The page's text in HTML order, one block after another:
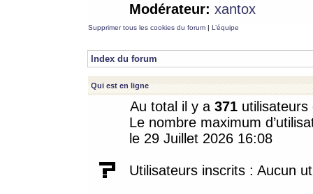
Modérateur: xantox
Supprimer tous les cookies du forum | L’équipe
Index du forum
Qui est en ligne
Au total il y a 371
Le nombre maximum
le 29 Juillet 2026 16:08
Utilisateurs inscrits : Aucun